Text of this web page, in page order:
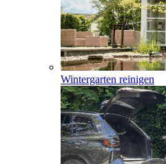
Wintergarten reinigen